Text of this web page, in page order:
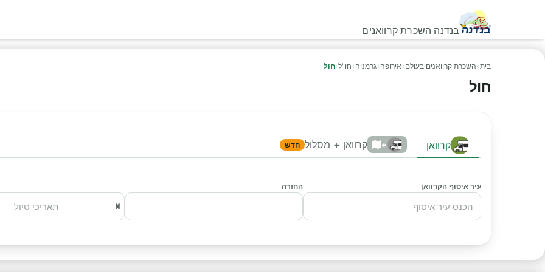
בנדנה השכרת קרוואנים
בית› השכרת קרוואנים בעולם › אירופה ›גרמניה › חו"ל›חול
חול
קרוואן + קרוואן + מסלול חדש
עיר איסוף הקרוואן החזרה